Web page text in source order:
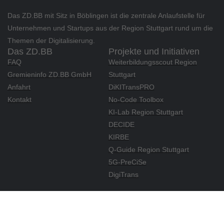
Das ZD.BB mit Sitz in Böblingen ist die zentrale Anlaufstelle für
Unternehmen und Startups aus der Region Stuttgart rund um die
Themen der Digitalisierung.
Das ZD.BB
FAQ
Gremieninfo ZD.BB GmbH
Anfahrt
Kontakt
Projekte und Initiativen
Weiterbildungsscout Region
Stuttgart
DiKITransPRO
No-Code Toolbox
KI-Lab Region Stuttgart
DECIDE
KIRBE
Q-Guide Region Stuttgart
5G-PreCiSe
DigiTrans